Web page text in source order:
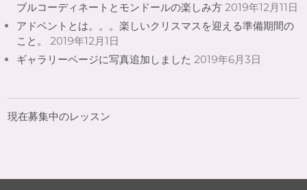
ブルコーディネートとモンドールの楽しみ方 2019年12月11日
アドベントとは。。。楽しいクリスマスを迎える準備期間の
こと。
2019年12月1日
ギャラリーページに写真追加しました 2019年6月3日
現在募集中のレッスン